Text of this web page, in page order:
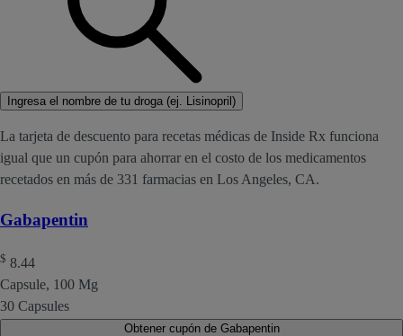
Ingresa el nombre de tu droga (ej. Lisinopril)
La tarjeta de descuento para recetas médicas de Inside Rx funciona
igual que un cupón para ahorrar en el costo de los medicamentos
recetados en más de 331 farmacias en Los Angeles, CA.
Gabapentin
$ 8.44
Capsule, 100 Mg
30 Capsules
Obtener cupón de Gabapentin